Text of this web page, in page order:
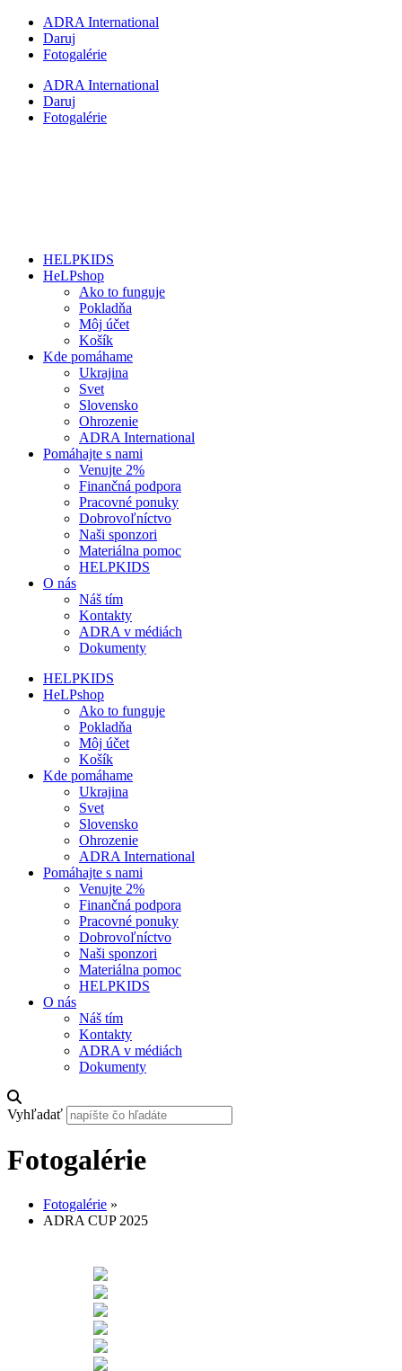
Preskočiť
obsah
ADRA International
Daruj
Fotogalérie
ADRA International
Daruj
Fotogalérie
HELPKIDS
HeLPshop
Ako to funguje
Pokladňa
Môj účet
Košík
Kde pomáhame
Ukrajina
Svet
Slovensko
Ohrozenie
ADRA International
Pomáhajte s nami
Venujte 2%
Finančná podpora
Pracovné ponuky
Dobrovoľníctvo
Naši sponzori
Materiálna pomoc
HELPKIDS
O nás
Náš tím
Kontakty
ADRA v médiách
Dokumenty
HELPKIDS
HeLPshop
Ako to funguje
Pokladňa
Môj účet
Košík
Kde pomáhame
Ukrajina
Svet
Slovensko
Ohrozenie
ADRA International
Pomáhajte s nami
Venujte 2%
Finančná podpora
Pracovné ponuky
Dobrovoľníctvo
Naši sponzori
Materiálna pomoc
HELPKIDS
O nás
Náš tím
Kontakty
ADRA v médiách
Dokumenty
Vyhľadať
Fotogalérie
Fotogalérie »
ADRA CUP 2025